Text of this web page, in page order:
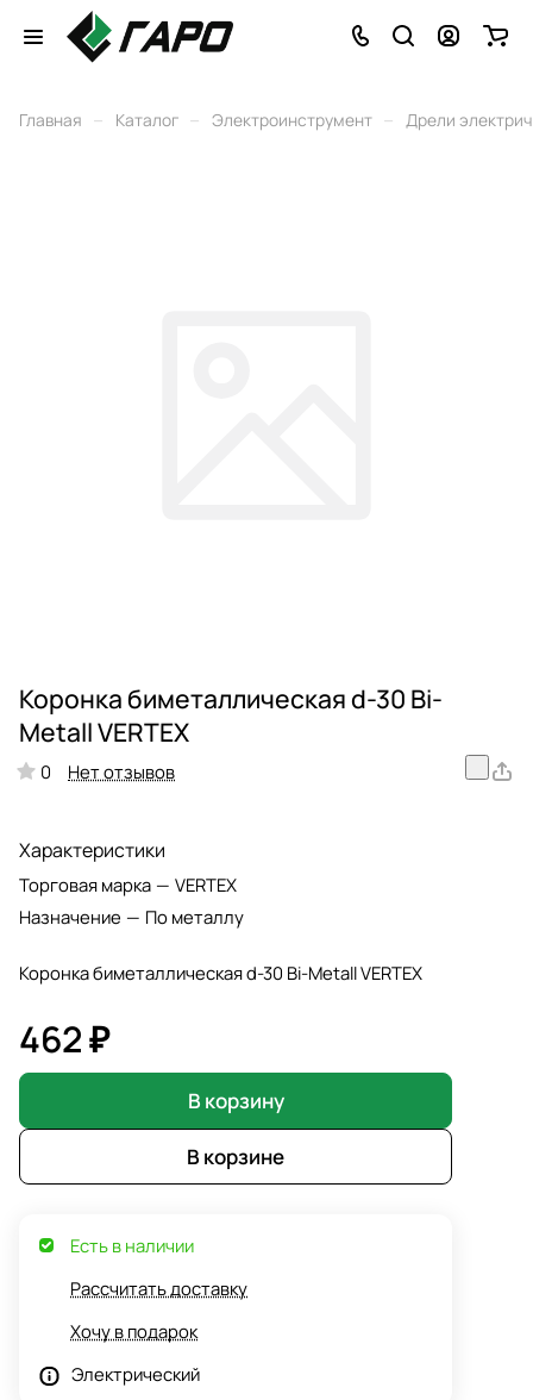
Главная – Каталог – Электроинструмент – Дрели
Коронка биметаллическая d-30 Bi-
Metall VERTEX
0 Нет отзывов
Характеристики
Торговая марка — VERTEX
Назначение — По металлу
Коронка биметаллическая d-30 Bi-Metall VERTEX
462 ₽
В корзину
В корзине
Есть в наличии
Рассчитать доставку
Хочу в подарок
Электрический